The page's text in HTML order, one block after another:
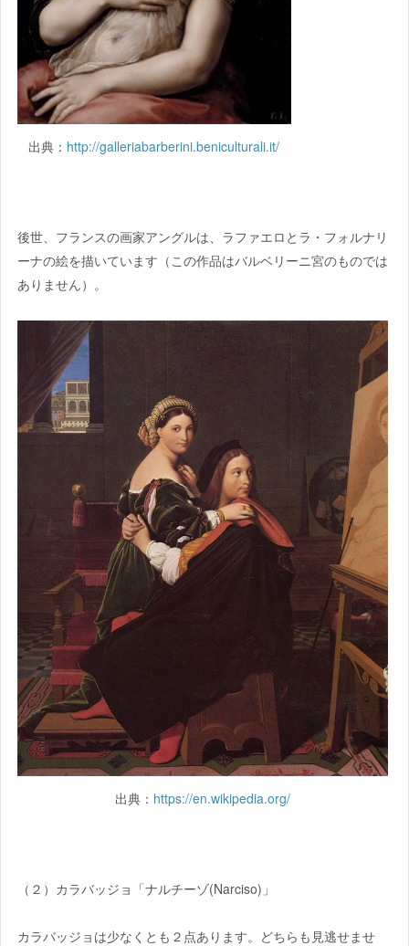
出典： http://galleriabarberini.beniculturali.it/
後世、フランスの画家アングルは、ラファエロとラ・フォルナリ
ーナの絵を描いています（この作品はバルベリーニ宮のものでは
ありません）。
出典： https://en.wikipedia.org/
（２）カラバッジョ「ナルチーゾ(Narciso)」
カラバッジョは少なくとも２点あります。どちらも見逃せませ